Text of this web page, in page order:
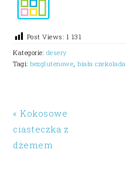
Post Views: 1 131
Kategorie: desery
Tagi:bezglutenowe,biała czekolada
« Kokosowe
ciasteczka z
dżemem